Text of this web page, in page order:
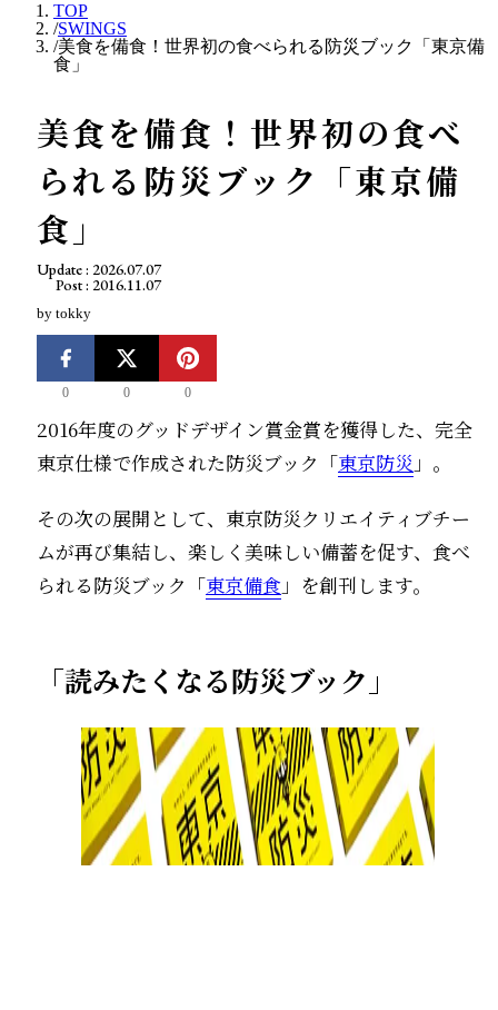
TOP
/SWINGS
/美食を備食！世界初の食べられる防災ブック「東京備
食」
美食を備食！世界初の食べ
られる防災ブック「東京備
食」
Update : 2026.07.07
Post : 2016.11.07
by tokky
0 0 0
2016年度のグッドデザイン賞金賞を獲得した、完全
東京仕様で作成された防災ブック「東京防災 」。
その次の展開として、東京防災クリエイティブチー
ムが再び集結し、楽しく美味しい備蓄を促す、食べ
られる防災ブック「東京備食 」を創刊します。
「読みたくなる防災ブック」